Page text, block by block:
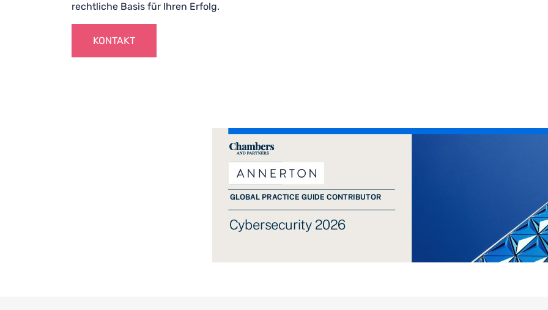
rechtliche Basis für Ihren Erfolg.
KONTAKT